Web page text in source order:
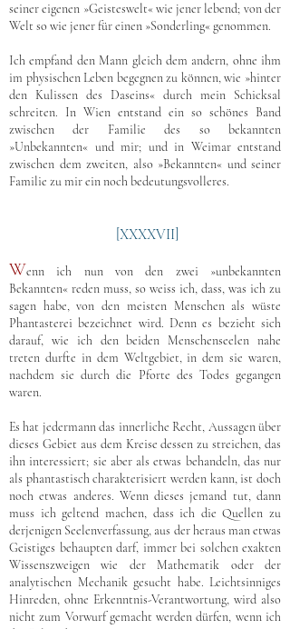
seiner eigenen »Geisteswelt« wie jener lebend; von der
Welt so wie jener für einen »Sonderling« genommen.
Ich empfand den Mann gleich dem andern, ohne ihm
im physischen Leben begegnen zu können, wie »hinter
den Kulissen des Daseins« durch mein Schicksal
schreiten. In Wien entstand ein so schönes Band
zwischen der Familie des so bekannten
»Unbekannten« und mir; und in Weimar entstand
zwischen dem zweiten, also »Bekannten« und seiner
Familie zu mir ein noch bedeutungsvolleres.
[XXXXVII]
Wenn ich nun von den zwei »unbekannten
Bekannten« reden muss, so weiss ich, dass, was ich zu
sagen habe, von den meisten Menschen als wüste
Phantasterei bezeichnet wird. Denn es bezieht sich
darauf, wie ich den beiden Menschenseelen nahe
treten durfte in dem Weltgebiet, in dem sie waren,
nachdem sie durch die Pforte des Todes gegangen
waren.
Es hat jedermann das innerliche Recht, Aussagen über
dieses Gebiet aus dem Kreise dessen zu streichen, das
ihn interessiert; sie aber als etwas behandeln, das nur
als phantastisch charakterisiert werden kann, ist doch
noch etwas anderes. Wenn dieses jemand tut, dann
muss ich geltend machen, dass ich die Quellen zu
derjenigen Seelenverfassung, aus der heraus man etwas
Geistiges behaupten darf, immer bei solchen exakten
Wissenszweigen wie der Mathematik oder der
analytischen Mechanik gesucht habe. Leichtsinniges
Hinreden, ohne Erkenntnis-Verantwortung, wird also
nicht zum Vorwurf gemacht werden dürfen, wenn ich